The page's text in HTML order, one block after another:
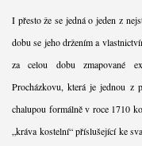
I přesto že se jedná o jeden z
dobu se jeho držením a
za celou dobu zmapované
Procházkovu, která je jednou z
chalupou formálně v roce 1710
„kráva kostelní“ příslušející ke